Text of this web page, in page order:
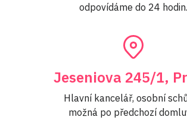
odpovídáme do 24 hodin.
Jeseniova 245/1,
Hlavní kancelář, osobní
možná po předchozí